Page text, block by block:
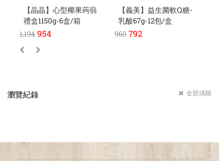
$139元
【晶晶】心型椰果蒟蒻
禮盒1150g-6盒/箱
1,194 954
$64元
【義美】益生菌軟Q糖-
乳酸67g-12包/盒
960 792
瀏覽紀錄 全部清除